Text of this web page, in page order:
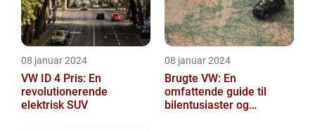
08 januar 2024
VW ID 4 Pris: En
revolutionerende
elektrisk SUV
08 januar 2024
Brugte VW: En
omfattende guide til
bilentusiaster og